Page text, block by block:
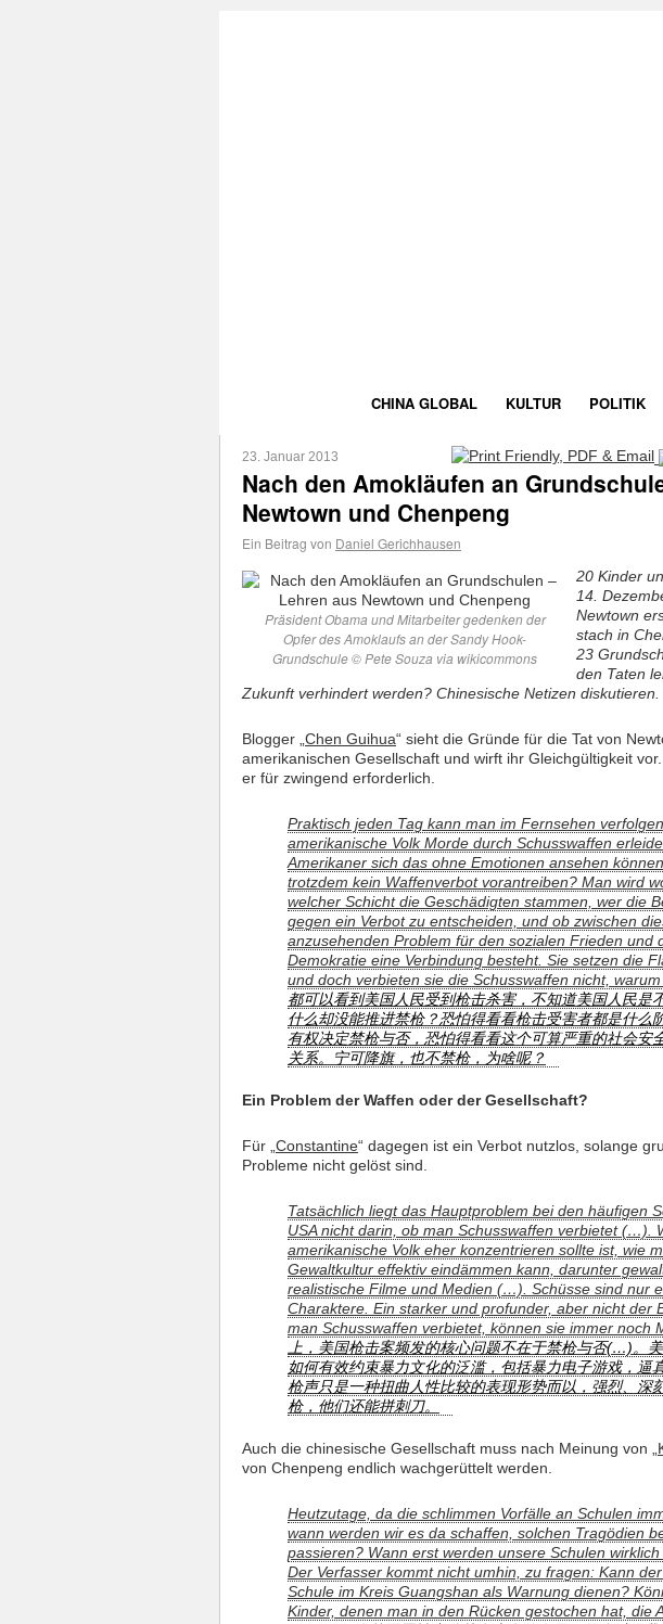
CHINA GLOBAL KULTUR POLITIK
23. Januar 2013
Nach den Amokläufen an
Newtown und Chenpeng
Ein Beitrag von Daniel Gerichhausen
Präsident Obama und Mitarbeiter gedenken der
Opfer des Amoklaufs an der Sandy Hook-
Grundschule © Pete Souza via wikicommons
20 Kinder
14.
Newtown
stach in
23
den Taten
Zukunft verhindert werden? Chinesische Netizen diskutieren.
Blogger „Chen Guihua“ sieht die Gründe für die Tat von
amerikanischen Gesellschaft und wirft ihr Gleichgültigkeit
er für zwingend erforderlich.
Praktisch jeden Tag kann man im Fernsehen
amerikanische Volk Morde durch Schusswaffen
Amerikaner sich das ohne Emotionen ansehen
trotzdem kein Waffenverbot vorantreiben? Man wird
welcher Schicht die Geschädigten stammen, wer die
gegen ein Verbot zu entscheiden, und ob zwischen
anzusehenden Problem für den sozialen Frieden und
Demokratie eine Verbindung besteht. Sie setzen die
und doch verbieten sie die Schusswaffen nicht,
都可以看到美国人民受到枪击杀害，不知道美国人民是
什么却没能推进禁枪？恐怕得看看枪击受害者都是什么
有权决定禁枪与否，恐怕得看看这个可算严重的社会安
关系。宁可降旗，也不禁枪，为啥呢？
Ein Problem der Waffen oder der Gesellschaft?
Für „Constantine“ dagegen ist ein Verbot nutzlos, solange
Probleme nicht gelöst sind.
Tatsächlich liegt das Hauptproblem bei den häufigen
USA nicht darin, ob man Schusswaffen verbietet (…).
amerikanische Volk eher konzentrieren sollte ist, wie
Gewaltkultur effektiv eindämmen kann, darunter
realistische Filme und Medien (…). Schüsse sind nur
Charaktere. Ein starker und profunder, aber nicht der
man Schusswaffen verbietet, können sie immer noch
上，美国枪击案频发的核心问题不在于禁枪与否(…)。
如何有效约束暴力文化的泛滥，包括暴力电子游戏，逼
枪声只是一种扭曲人性比较的表现形势而以，强烈、深
枪，他们还能拼刺刀。
Auch die chinesische Gesellschaft muss nach Meinung von „
von Chenpeng endlich wachgerüttelt werden.
Heutzutage, da die schlimmen Vorfälle an Schulen
wann werden wir es da schaffen, solchen Tragödien
passieren? Wann erst werden unsere Schulen
Der Verfasser kommt nicht umhin, zu fragen: Kann
Schule im Kreis Guangshan als Warnung dienen?
Kinder, denen man in den Rücken gestochen hat, die